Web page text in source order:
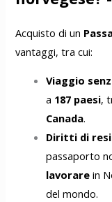
Acquisto di un
vantaggi, tra cui:
Viaggio
a 187 paesi,
Canada.
Diritti di
passaporto
lavorare in
del mondo.